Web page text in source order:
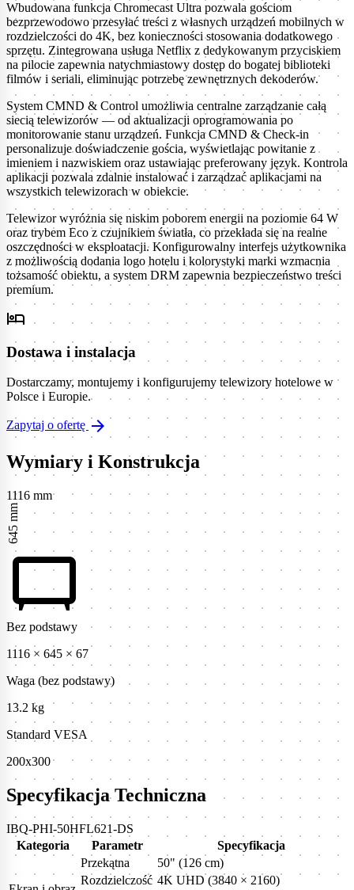
Wbudowana funkcja Chromecast Ultra pozwala gościom
bezprzewodowo przesyłać treści z własnych urządzeń mobilnych w
rozdzielczości do 4K, bez konieczności stosowania dodatkowego
sprzętu. Zintegrowana usługa Netflix z dedykowanym przyciskiem
na pilocie zapewnia natychmiastowy dostęp do bogatej biblioteki
filmów i seriali, eliminując potrzebę zewnętrznych dekoderów.
System CMND & Control umożliwia centralne zarządzanie całą
siecią telewizorów — od aktualizacji oprogramowania po
monitorowanie stanu urządzeń. Funkcja CMND & Check-in
personalizuje doświadczenie gościa, wyświetlając powitanie z
imieniem i nazwiskiem oraz ustawiając preferowany język. Kontrola
aplikacji pozwala zdalnie instalować i zarządzać aplikacjami na
wszystkich telewizorach w obiekcie.
Telewizor wyróżnia się niskim poborem energii na poziomie 64 W
oraz trybem Eco z czujnikiem światła, co przekłada się na realne
oszczędności w eksploatacji. Konfigurowalny interfejs użytkownika
z możliwością dodania logo hotelu i kolorystyki marki wzmacnia
tożsamość obiektu, a system DRM zapewnia bezpieczeństwo treści
premium.
hotel
Dostawa i instalacja
Dostarczamy, montujemy i konfigurujemy telewizory hotelowe w
Polsce i Europie.
Zapytaj o ofertę arrow_forward
Wymiary i Konstrukcja
1116 mm
645 mm
tv_gen
Bez podstawy
1116 × 645 × 67
Waga (bez podstawy)
13.2 kg
Standard VESA
200x300
Specyfikacja Techniczna
IBQ-PHI-50HFL621-DS
Kategoria
Parametr Specyfikacja
Przekątna
50" (126 cm)
Rozdzielczość 4K UHD (3840 × 2160)